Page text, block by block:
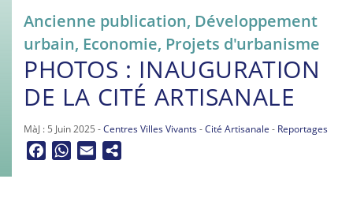
Ancienne publication, Développement
urbain, Economie, Projets d'urbanisme
PHOTOS : INAUGURATION
DE LA CITÉ ARTISANALE
MàJ : 5 Juin 2025 -Centres Villes Vivants-Cité Artisanale - Reportages
FacebookWhatsApp
Email